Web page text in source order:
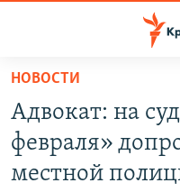
Вернуться
основному
содержанию
Вернутся
СПЕЦПРОЕКТЫ
ВОДА
НОВОСТИ
Адвокат: на
февраля»
местной